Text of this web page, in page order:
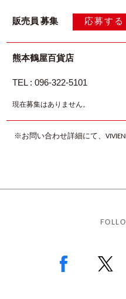
販売員 募集 応募する
熊本鶴屋百貨店
TEL : 096-322-5101
現在募集はありません。
※お問い合わせ詳細にて、